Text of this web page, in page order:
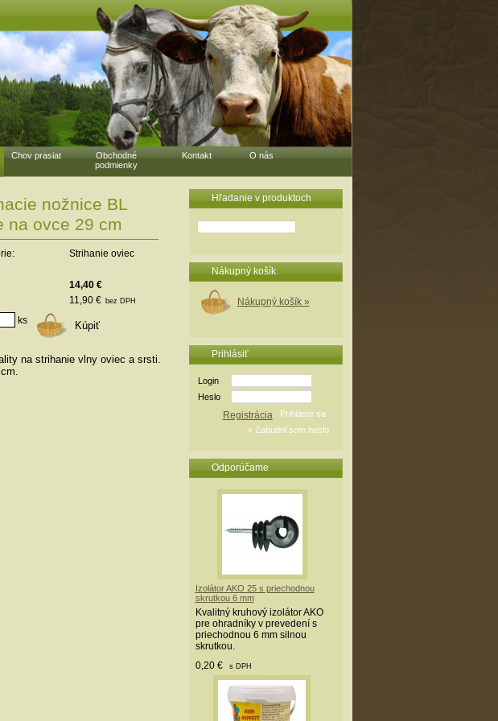
Chov prasiat
Obchodné
podmienky
Kontakt O nás
nožnice BL
na ovce 29 cm
Strihanie oviec
14,40 €
11,90 €
bez DPH
ks
na strihanie vlny oviec a srsti.
Hľadanie v produktoch
Nákupný košík
Nákupný košík »
Prihlásiť
Login
Heslo
Registrácia
Odporúčame
Izolátor AKO 25 s priechodnou
skrutkou 6 mm
Kvalitný kruhový izolátor AKO
pre ohradníky v prevedení s
priechodnou 6 mm silnou
skrutkou.
0,20 €
s DPH